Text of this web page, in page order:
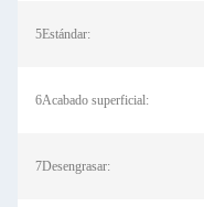
5Estándar:
6Acabado superficial:
7Desengrasar: